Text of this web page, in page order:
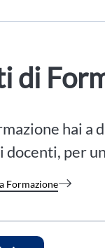
di
hai a
docenti, per
Formazione